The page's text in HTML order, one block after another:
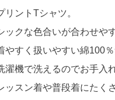
リントTシャツ。
ックな色合いが合わせや
やすく扱いやすい綿100％
濯機で洗えるのでお手入
ッスン着や普段着にたく